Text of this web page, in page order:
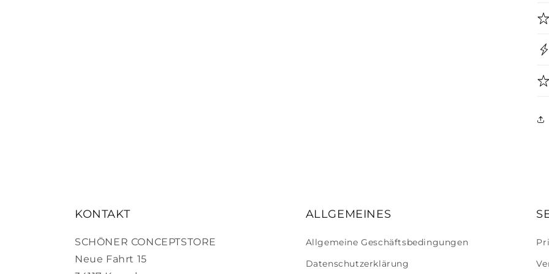
KONTAKT
SCHÖNER CONCEPTSTORE
Neue Fahrt 15
ALLGEMEINES
Allgemeine Geschäftsbedingungen
Datenschutzerklärung